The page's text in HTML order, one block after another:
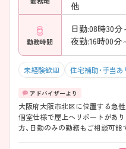
他
勤務時間
日勤:08時30分
夜勤:16時00分
未経験歓迎 住宅補助・手当あ
大阪府大阪市北区に位置する急性
個室仕様で屋上ヘリポートがあります！ 救急外来勤務にご
方、日勤のみの勤務もご相談可能です。 ご興味のある方には、